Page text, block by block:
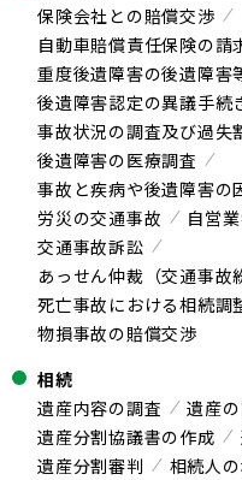
保険会社との賠償交渉
自動車賠償責任保険の請
重度後遺障害の後遺障害
後遺障害認定の異議手続
事故状況の調査及び過失
後遺障害の医療調査
事故と疾病や後遺障害の
労災の交通事故
自営
交通事故訴訟
あっせん仲裁（交通事故
死亡事故における相続調
物損事故の賠償交渉
相続
遺産内容の調査
遺産
遺産分割協議書の作成
遺産分割審判
相続人